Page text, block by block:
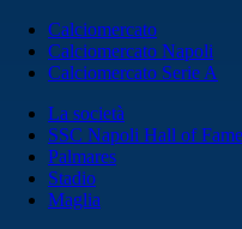
Calciomercato
Calciomercato Napoli
Calciomercato Serie A
La società
SSC Napoli Hall of Fame
Palmares
Stadio
Maglia